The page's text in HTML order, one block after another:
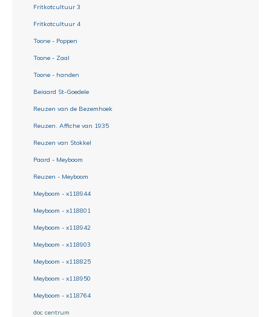
Fritkotcultuur 3
Fritkotcultuur 4
Toone - Poppen
Toone - Zaal
Toone - handen
Beiaard St-Goedele
Reuzen van de Bezemhoek
Reuzen. Affiche van 1935
Reuzen van Stokkel
Paard - Meyboom
Reuzen - Meyboom
Meyboom - x118944
Meyboom - x118801
Meyboom - x118942
Meyboom - x118903
Meyboom - x118825
Meyboom - x118950
Meyboom - x118764
doc centrum